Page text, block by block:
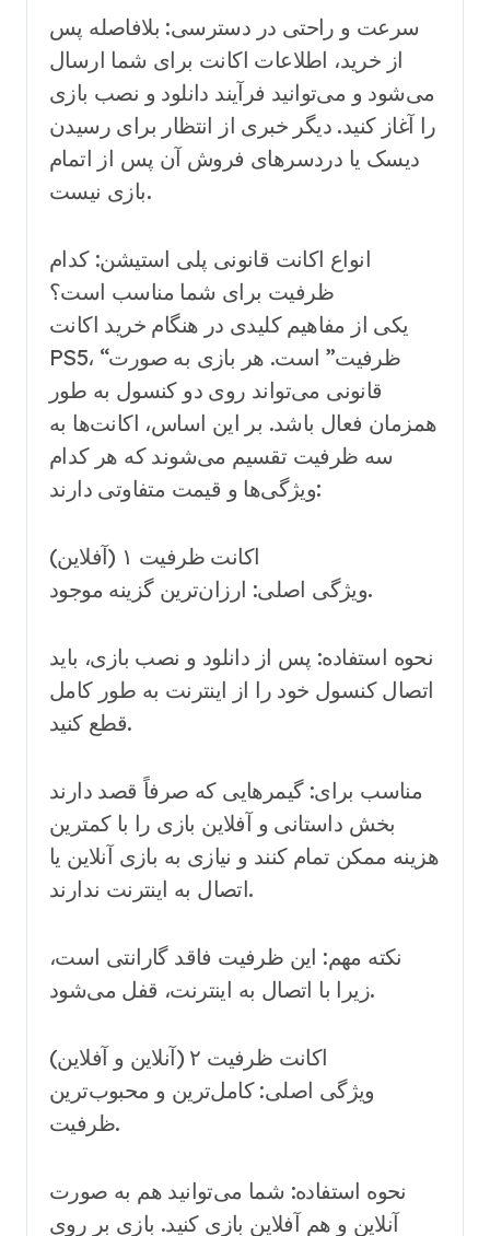
سرعت و راحتی در دسترسی: بلافاصله پس
از خرید، اطلاعات اکانت برای شما ارسال
می‌شود و می‌توانید فرآیند دانلود و نصب بازی
را آغاز کنید. دیگر خبری از انتظار برای رسیدن
دیسک یا دردسرهای فروش آن پس از اتمام
بازی نیست.
انواع اکانت قانونی پلی استیشن: کدام
ظرفیت برای شما مناسب است؟
یکی از مفاهیم کلیدی در هنگام خرید اکانت
PS5، “ظرفیت” است. هر بازی به صورت
قانونی می‌تواند روی دو کنسول به طور
همزمان فعال باشد. بر این اساس، اکانت‌ها به
سه ظرفیت تقسیم می‌شوند که هر کدام
ویژگی‌ها و قیمت متفاوتی دارند:
اکانت ظرفیت ۱ (آفلاین)
ویژگی اصلی: ارزان‌ترین گزینه موجود.
نحوه استفاده: پس از دانلود و نصب بازی، باید
اتصال کنسول خود را از اینترنت به طور کامل
قطع کنید.
مناسب برای: گیمرهایی که صرفاً قصد دارند
بخش داستانی و آفلاین بازی را با کمترین
هزینه ممکن تمام کنند و نیازی به بازی آنلاین یا
اتصال به اینترنت ندارند.
نکته مهم: این ظرفیت فاقد گارانتی است،
زیرا با اتصال به اینترنت، قفل می‌شود.
اکانت ظرفیت ۲ (آنلاین و آفلاین)
ویژگی اصلی: کامل‌ترین و محبوب‌ترین
ظرفیت.
نحوه استفاده: شما می‌توانید هم به صورت
آنلاین و هم آفلاین بازی کنید. بازی بر روی